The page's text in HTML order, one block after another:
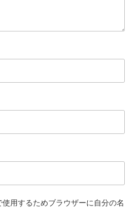
用するためブラウザーに自分の名